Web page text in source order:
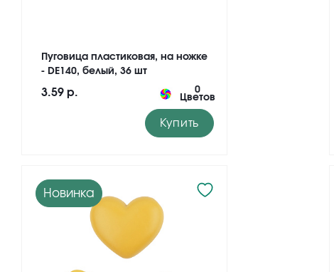
Пуговица пластиковая, на ножке
- DE140, белый, 36 шт
3.59 р. 0
Цветов
Купить
Новинка